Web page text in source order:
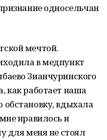
односельчан
мечтой.
в медпункт
Зианчуринского
как работает наша
вдыхала
нравилось и
для меня не стоял